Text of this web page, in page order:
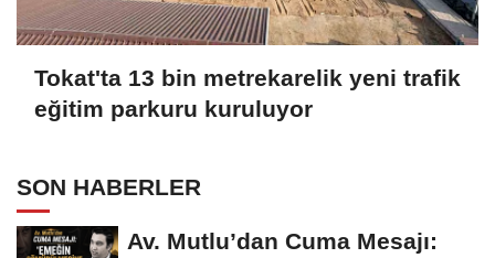
Tokat'ta 13 bin metrekarelik yeni trafik
eğitim parkuru kuruluyor
SON HABERLER
Av. Mutlu’dan Cuma Mesajı: